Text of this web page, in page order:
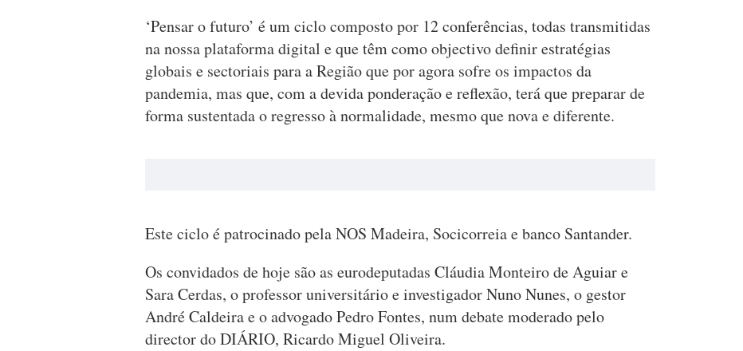
‘Pensar o futuro’ é um ciclo composto por 12 conferências, todas transmitidas
na nossa plataforma digital e que têm como objectivo definir estratégias
globais e sectoriais para a Região que por agora sofre os impactos da
pandemia, mas que, com a devida ponderação e reflexão, terá que preparar de
forma sustentada o regresso à normalidade, mesmo que nova e diferente.
Este ciclo é patrocinado pela NOS Madeira, Socicorreia e banco Santander.
Os convidados de hoje são as eurodeputadas Cláudia Monteiro de Aguiar e
Sara Cerdas, o professor universitário e investigador Nuno Nunes, o gestor
André Caldeira e o advogado Pedro Fontes, num debate moderado pelo
director do DIÁRIO, Ricardo Miguel Oliveira.